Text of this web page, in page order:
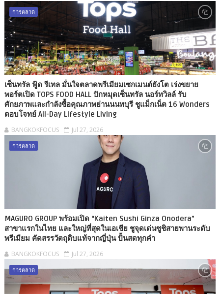
การตลาด
เซ็นทรัล ฟู้ด รีเทล มั่นใจตลาดพรีเมียมเซกเมนต์ยังโต เร่งขยาย
พอร์ตเปิด TOPS FOOD HALL ปักหมุดเซ็นทรัล นอร์ทวิลล์ รับ
ศักยภาพและกำลังซื้อคุณภาพย่านนนทบุรี ชูแม็กเน็ต 16 Wonders
ตอบโจทย์ All-Day Lifestyle Living
BANGKOKFOCUS Jul 27, 2026
การตลาด
MAGURO GROUP พร้อมเปิด “Kaiten Sushi Ginza Onodera”
สาขาแรกในไทย และใหญ่ที่สุดในเอเชีย ชูจุดเด่นซูชิสายพานระดับ
พรีเมียม คัดสรรวัตถุดิบแท้จากญี่ปุ่น ปั้นสดทุกคำ
BANGKOKFOCUS Jul 27, 2026
การตลาด